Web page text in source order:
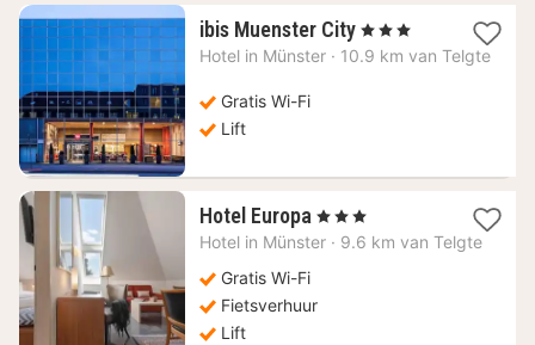
ibis Muenster City 1
nacht
, 3 Sterren
Hotel in Münster · 10.9 km van Telgte
Gratis Wi-Fi
Lift
Hotel Europa 1
nacht
€
, 3 Sterren
Hotel in Münster · 9.6 km van Telgte
Gratis Wi-Fi
Fietsverhuur
Lift